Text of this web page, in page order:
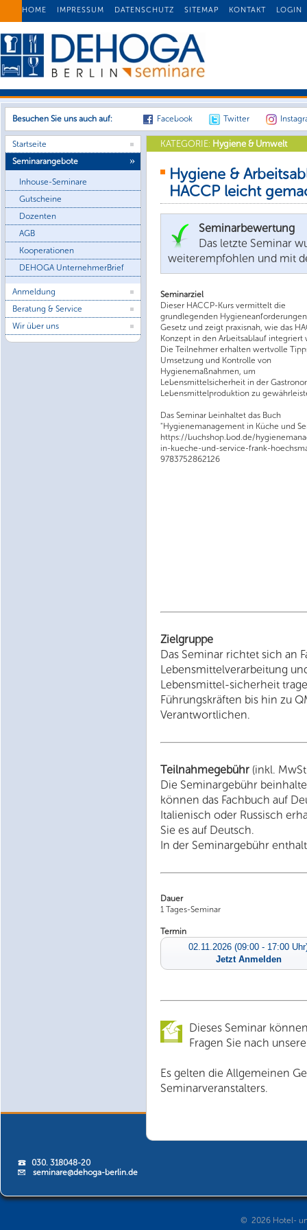
HOME IMPRESSUM DATENSCHUTZ SITEMAP KONTAKT LOGIN
Besuchen Sie uns auch auf: Facebook Twitter
Startseite
Seminarangebote
Inhouse-Seminare
Gutscheine
Dozenten
AGB
Kooperationen
DEHOGA UnternehmerBrief
Anmeldung
Beratung & Service
Wir über uns
KATEGORIE: Hygiene & Umwelt
Hygiene &
HACCP leicht
Seminarbewertung
Das letzte Seminar
weiterempfohlen und mit
Seminarziel
Dieser HACCP-Kurs vermittelt die
grundlegenden
Gesetz und zeigt praxisnah, wie das
Konzept in den Arbeitsablauf integriert
Die Teilnehmer erhalten wertvolle
Umsetzung und Kontrolle von
Hygienemaßnahmen, um
Lebensmittelsicherheit in der
Lebensmittelproduktion zu
Das Seminar beinhaltet das Buch
"Hygienemanagement in Küche und
https://buchshop.bod.de/
in-kueche-und-service-frank-
9783752862126
Zielgruppe
Das Seminar richtet sich an
Lebensmittelverarbeitung
Lebensmittel-sicherheit
Führungskräften bis hin zu
Verantwortlichen.
Teilnahmegebühr (inkl.
Die Seminargebühr
können das Fachbuch auf
Italienisch oder Russisch
Sie es auf Deutsch.
In der Seminargebühr
Dauer
1 Tages-Seminar
Termin
02.11.2026 (09:00 - 17:00
Jetzt Anmelden
Dieses Seminar
Fragen Sie nach
Es gelten die Allgemeinen
Seminarveranstalters.
030. 318048-20
seminare@dehoga-berlin.de
© 2026 Hotel-